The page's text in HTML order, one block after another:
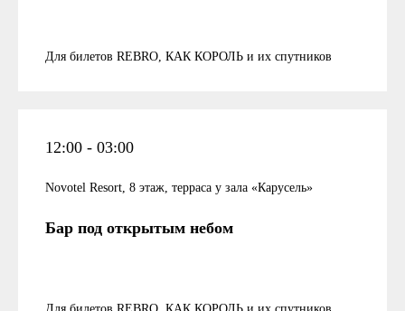
Для билетов REBRO, КАК КОРОЛЬ и их спутников
12:00 - 03:00
Novotel Resort, 8 этаж, терраса у зала «Карусель»
Бар под открытым небом